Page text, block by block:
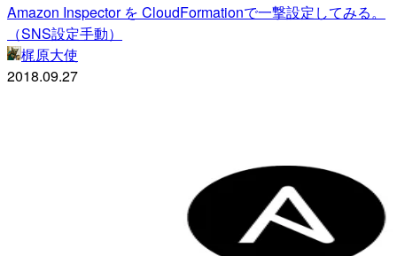
Amazon Inspector を CloudFormationで一撃設定してみる。
（SNS設定手動）
梶原大使
2018.09.27